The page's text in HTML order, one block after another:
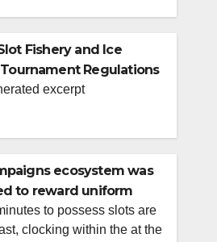
the brand new basic
local casino, the newest
with shares actual-
how incentives relate
[…]
Fishery and Ice
Regulations
excerpt
ecosystem was
to reward uniform
the casino game,
knowledge, and you
to possess slots are
clocking within the at the